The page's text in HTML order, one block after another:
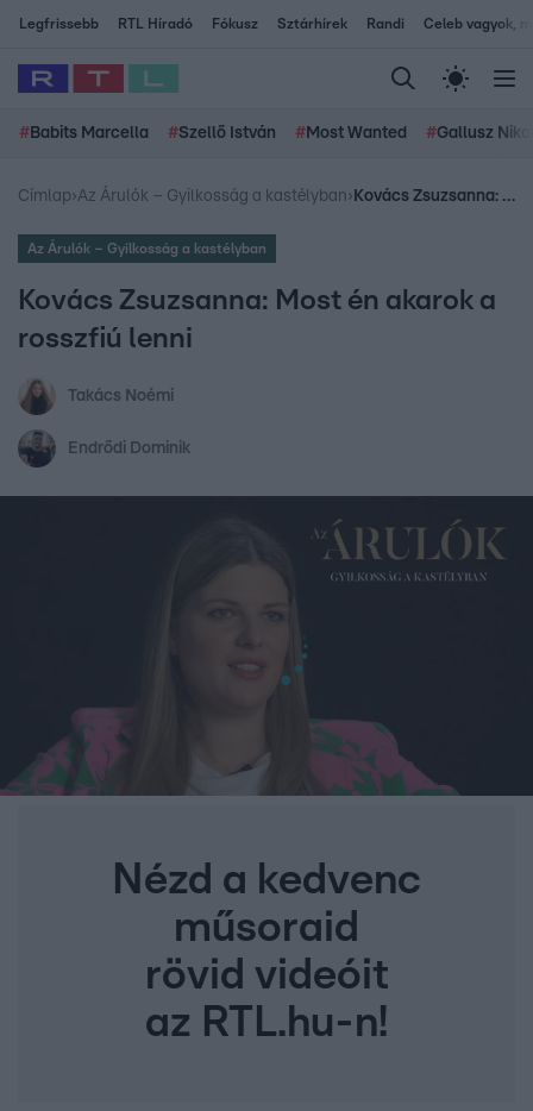
Legfrissebb RTL Híradó Fókusz Sztárhírek Randi Celeb vagyok,
# Babits Marcella #Szellő István # Most Wanted #Gallusz
Címlap›Az Árulók – Gyilkosság a kastélyban› Kovács Zsuzsanna: Most én akarok a rosszfiú lenni
Az Árulók – Gyilkosság a kastélyban
Kovács Zsuzsanna: Most én akarok a
rosszfiú lenni
Takács Noémi
Endrődi Dominik
Nézd a kedvenc
műsoraid
rövid videóit
az RTL.hu-n!